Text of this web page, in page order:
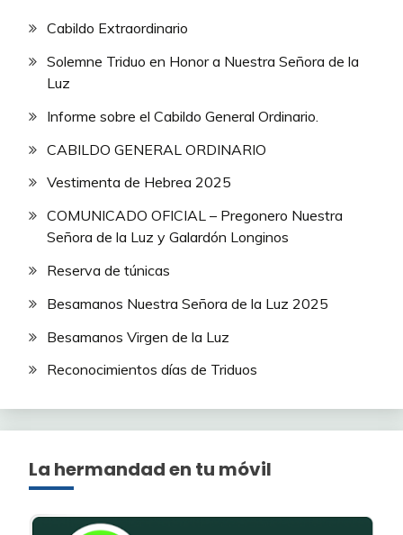
Cabildo Extraordinario
Solemne Triduo en Honor a Nuestra Señora de la
Luz
Informe sobre el Cabildo General Ordinario.
CABILDO GENERAL ORDINARIO
Vestimenta de Hebrea 2025
COMUNICADO OFICIAL – Pregonero Nuestra
Señora de la Luz y Galardón Longinos
Reserva de túnicas
Besamanos Nuestra Señora de la Luz 2025
Besamanos Virgen de la Luz
Reconocimientos días de Triduos
La hermandad en tu móvil